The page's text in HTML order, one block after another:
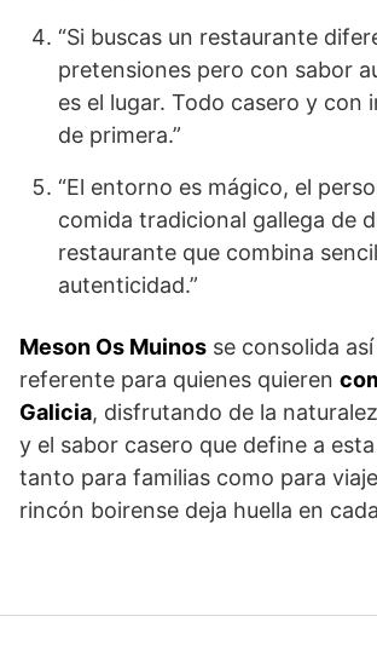
“Si buscas un restaurante
pretensiones pero con sabor
es el lugar. Todo casero y con
de primera.”
“El entorno es mágico, el
comida tradicional gallega de
restaurante que combina
autenticidad.”
Meson Os Muinos se consolida
referente para quienes quieren
Galicia, disfrutando de la
y el sabor casero que define a
tanto para familias como para
rincón boirense deja huella en